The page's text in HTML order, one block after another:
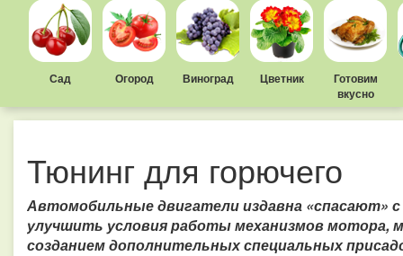
Сад Огород Виноград Цветник
Готовим
вкусно
Тюнинг для горючего
Автомобильные двигатели издавна
улучшить условия работы механизмов мотора,
созданием дополнительных специальных